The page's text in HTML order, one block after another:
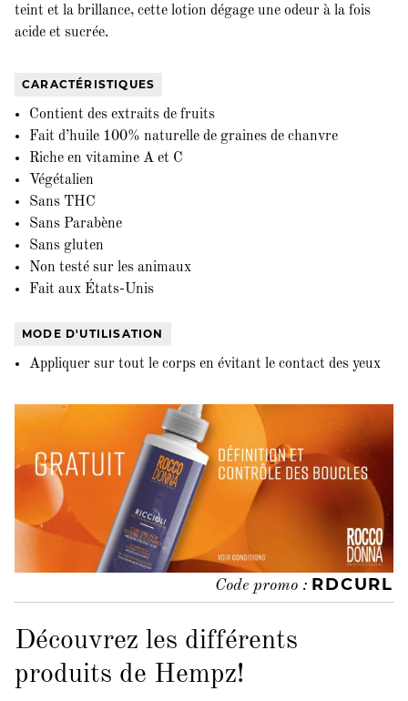
teint et la brillance, cette lotion dégage une odeur à la fois
acide et sucrée.
CARACTÉRISTIQUES
Contient des extraits de fruits
Fait d’huile 100% naturelle de graines de chanvre
Riche en vitamine A et C
Végétalien
Sans THC
Sans Parabène
Sans gluten
Non testé sur les animaux
Fait aux États-Unis
MODE D'UTILISATION
Appliquer sur tout le corps en évitant le contact des yeux
Code promo : RDCURL
Découvrez les différents
produits de Hempz!